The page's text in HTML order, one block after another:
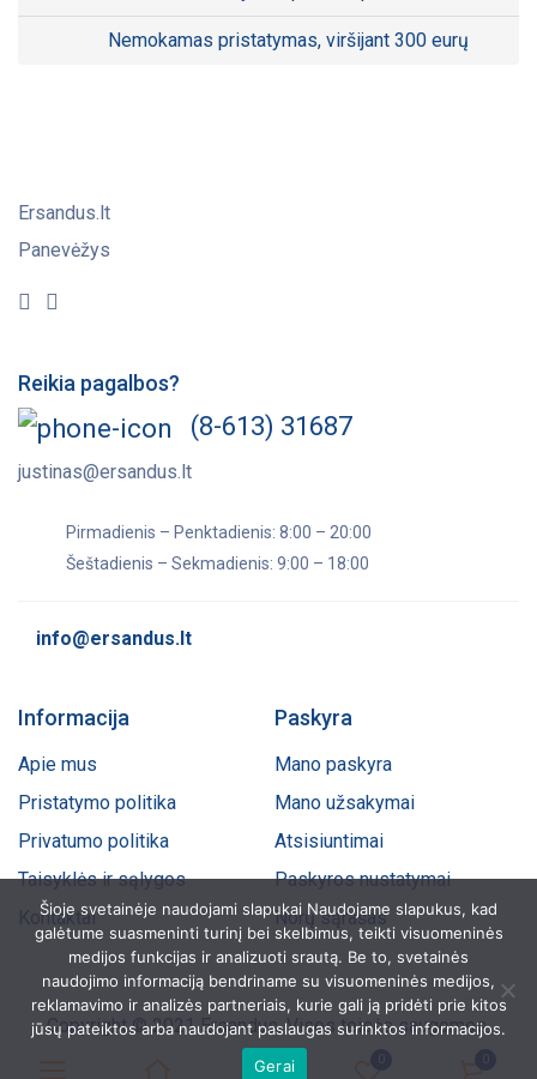
Nemokamas pristatymas, viršijant 300 eurų
Ersandus.lt
Panevėžys
Reikia pagalbos?
(8-613) 31687
justinas@ersandus.lt
Pirmadienis – Penktadienis: 8:00 – 20:00
Šeštadienis – Sekmadienis: 9:00 – 18:00
info@ersandus.lt
Informacija
Apie mus
Pristatymo politika
Privatumo politika
Taisyklės ir sąlygos
Kontaktai
Paskyra
Mano paskyra
Mano užsakymai
Atsisiuntimai
Paskyros nustatymai
Norų sąrašas
Copyright © 2021 Ersandus. Visos teisės saugomos.
Šioje svetainėje naudojami slapukai Naudojame slapukus, kad
galėtume suasmeninti turinį bei skelbimus, teikti visuomeninės
medijos funkcijas ir analizuoti srautą. Be to, svetainės
naudojimo informaciją bendriname su visuomeninės medijos,
reklamavimo ir analizės partneriais, kurie gali ją pridėti prie kitos
jūsų pateiktos arba naudojant paslaugas surinktos informacijos.
Gerai